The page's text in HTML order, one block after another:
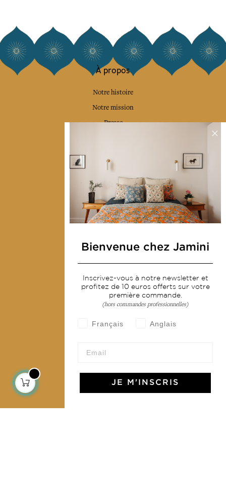
À propos
Notre histoire
Notre mission
Presse
Collections
Déco & Linge de maison
Linge de table
Sacs & pochettes
Services
Livraison & retour
CGV
L'Art de Vivre Jamini
Bienvenue chez Jamini
Inscrivez-vous à notre newsletter et
profitez de 10 euros offerts sur votre
première commande.
(hors commandes professionnelles)
Français Anglais
JE M'INSCRIS